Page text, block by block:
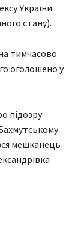
України
стану).
тимчасово
оголошено у
підозру
мешканець